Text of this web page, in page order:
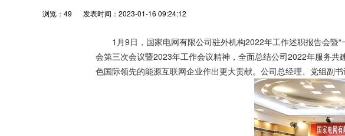
浏览： 49 发表时间：2023-01-16 09:24:12
1月9日，国家电网有限公司驻外机构2022年工作述职报告会暨
会第三次会议暨2023年工作会议精神，全面总结公司2022年服务
色国际领先的能源互联网企业作出更大贡献。公司总经理、党组副书